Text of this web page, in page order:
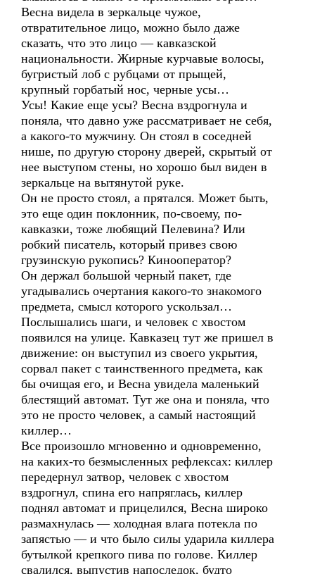
Весна видела в зеркальце чужое,
отвратительное лицо, можно было даже
сказать, что это лицо — кавказской
национальности. Жирные курчавые волосы,
бугристый лоб с рубцами от прыщей,
крупный горбатый нос, черные усы…
Усы! Какие еще усы? Весна вздрогнула и
поняла, что давно уже рассматривает не себя,
а какого-то мужчину. Он стоял в соседней
нише, по другую сторону дверей, скрытый от
нее выступом стены, но хорошо был виден в
зеркальце на вытянутой руке.
Он не просто стоял, а прятался. Может быть,
это еще один поклонник, по-своему, по-
кавказки, тоже любящий Пелевина? Или
робкий писатель, который привез свою
грузинскую рукопись? Кинооператор?
Он держал большой черный пакет, где
угадывались очертания какого-то знакомого
предмета, смысл которого ускользал…
Послышались шаги, и человек с хвостом
появился на улице. Кавказец тут же пришел в
движение: он выступил из своего укрытия,
сорвал пакет с таинственного предмета, как
бы очищая его, и Весна увидела маленький
блестящий автомат. Тут же она и поняла, что
это не просто человек, а самый настоящий
киллер…
Все произошло мгновенно и одновременно,
на каких-то безмысленных рефлексах: киллер
передернул затвор, человек с хвостом
вздрогнул, спина его напряглась, киллер
поднял автомат и прицелился, Весна широко
размахнулась — холодная влага потекла по
запястью — и что было силы ударила киллера
бутылкой крепкого пива по голове. Киллер
свалился, выпустив напоследок, будто